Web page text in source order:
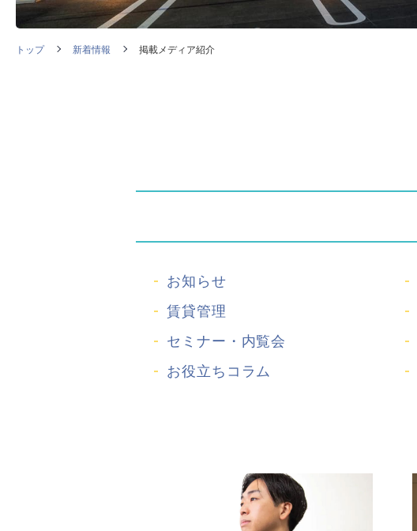
トップ 新着情報 掲載メディア紹介
お知らせ
賃貸管理
セミナー・内覧会
お役立ちコラム